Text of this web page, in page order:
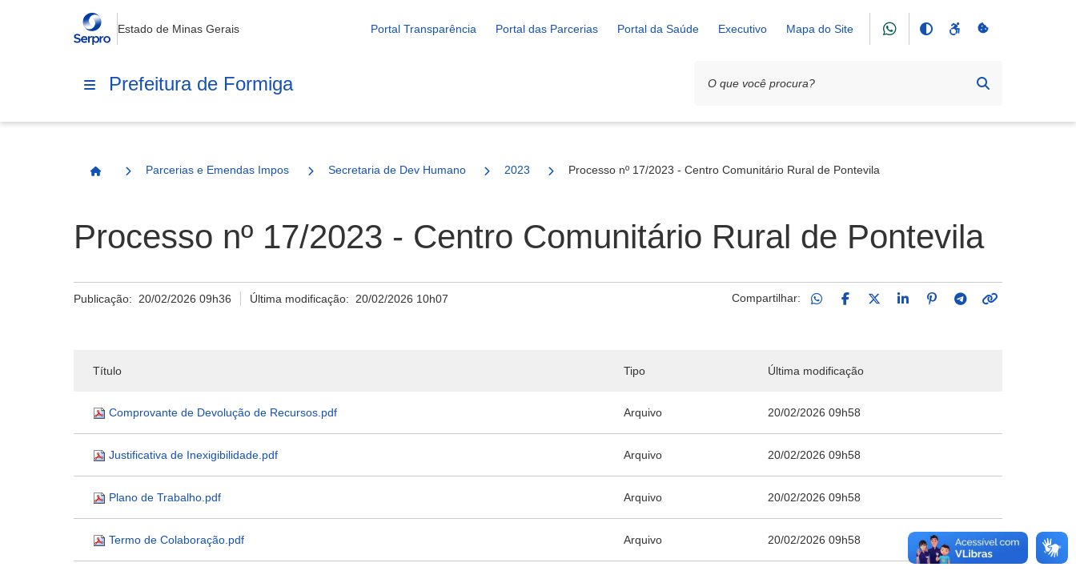
Estado de Minas Gerais Portal Transparência Portal das Parcerias Portal da Saúde Executivo Mapa do Site
Prefeitura de Formiga
Página Inicial
Parcerias e Emendas Impositivas MunicipaisSecretaria de Dev Humano 2023 Processo nº 17/2023 - Centro Comunitário Rural de Pontevila
Processo nº 17/2023 - Centro Comunitário Rural de Pontevila
Publicação: 20/02/2026 09h36 Última modificação: 20/02/2026 10h07 Compartilhar:
Título Tipo Última modificação
Comprovante de Devolução de Recursos.pdf Arquivo 20/02/2026 09h58
Justificativa de Inexigibilidade.pdf Arquivo 20/02/2026 09h58
Plano de Trabalho.pdf Arquivo 20/02/2026 09h58
Termo de Colaboração.pdf Arquivo 20/02/2026 09h58